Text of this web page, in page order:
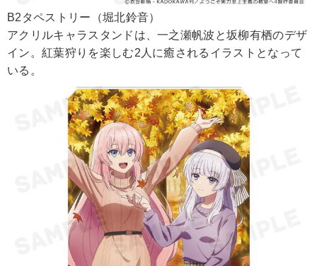
B2タペストリー（堀北鈴音）
アクリルキャラスタンドは、一之瀬帆波と坂柳有栖のデザ
イン。紅葉狩りを楽しむ2人に癒されるイラストとなって
いる。